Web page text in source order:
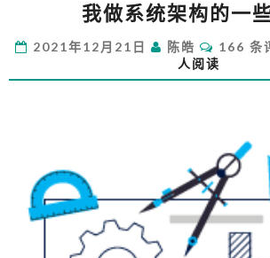
做
统
架
原
则
我做系统架构的一
2021年12月21日 陈皓
评
论
166 条
人阅读